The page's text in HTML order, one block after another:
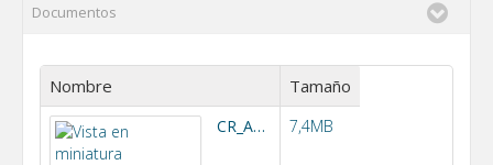
Documentos
Nombre Tamaño
CR_AGRIO.pdf 7,4MB